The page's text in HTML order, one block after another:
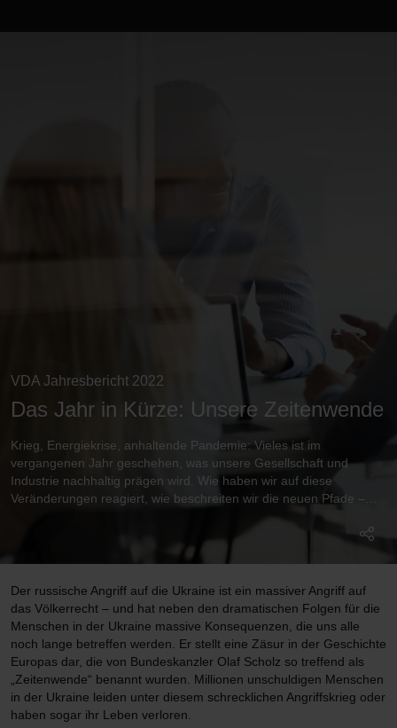
VDA Jahresbericht 2022
Das Jahr in Kürze: Unsere Zeitenwende
Krieg, Energiekrise, anhaltende Pandemie: Vieles ist im
vergangenen Jahr geschehen, was unsere Gesellschaft und
Industrie nachhaltig prägen wird. Wie haben wir auf diese
Veränderungen reagiert, wie beschreiten wir die neuen Pfade –
Der russische Angriff auf die Ukraine ist ein massiver Angriff auf
das Völkerrecht – und hat neben den dramatischen Folgen für die
Menschen in der Ukraine massive Konsequenzen, die uns alle
noch lange betreffen werden. Er stellt eine Zäsur in der Geschichte
Europas dar, die von Bundeskanzler Olaf Scholz so treffend als
„Zeitenwende“ benannt wurden. Millionen unschuldigen Menschen
in der Ukraine leiden unter diesem schrecklichen Angriffskrieg oder
haben sogar ihr Leben verloren.